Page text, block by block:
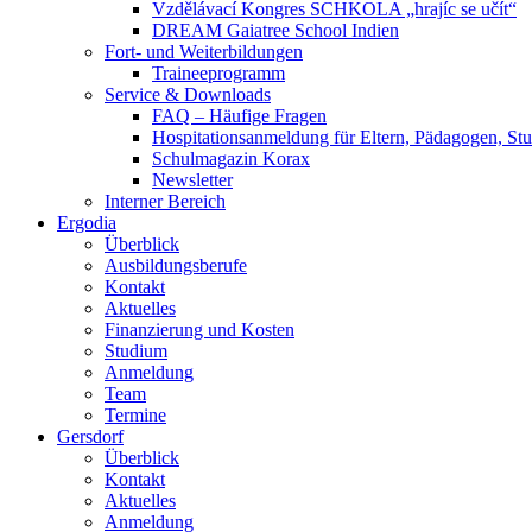
Vzdělávací Kongres SCHKOLA „hrajíc se učít“
DREAM Gaiatree School Indien
Fort- und Weiterbildungen
Traineeprogramm
Service & Downloads
FAQ – Häufige Fragen
Hospitationsanmeldung für Eltern, Pädagogen,
Schulmagazin Korax
Newsletter
Interner Bereich
Ergodia
Überblick
Ausbildungsberufe
Kontakt
Aktuelles
Finanzierung und Kosten
Studium
Anmeldung
Team
Termine
Gersdorf
Überblick
Kontakt
Aktuelles
Anmeldung